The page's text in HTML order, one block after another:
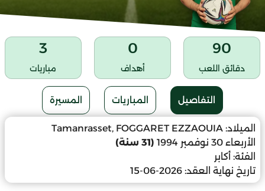
90
دقائق اللعب
0
أهداف
3
مباريات
التفاصيل المباريات المسيرة
الميلاد: Tamanrasset, FOGGARET EZZAOUIA
الأربعاء 30 نوفمبر 1994
(31 سنة)
الفئة: أكابر
تاريخ نهاية العقد: 2026-06-15